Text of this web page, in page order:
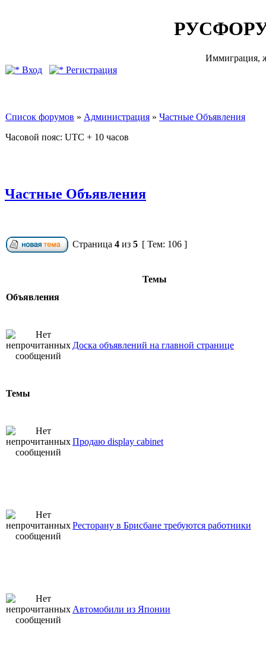
Иммиграция,
Вход
Регистрация
Список форумов » Администрация » Частные Объявления
Часовой пояс: UTC + 10 часов
Частные Объявления
Страница 4 из 5 [ Тем: 106 ]
Темы
Объявления
Доска объявлений на главной странице
Темы
Продаю display cabinet
Ресторану в Брисбане требуются работники
Автомобили из Японии